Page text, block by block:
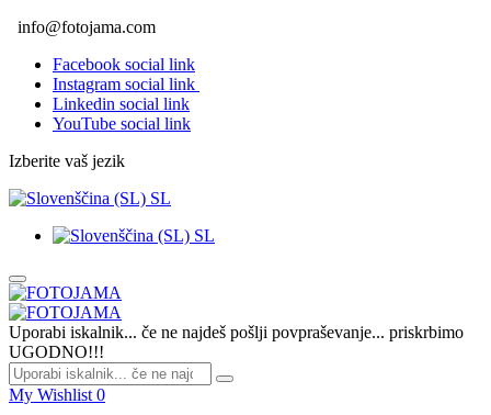
info@fotojama.com
Facebook social link
Instagram social link
Linkedin social link
YouTube social link
Izberite vaš jezik
SL
SL
Uporabi iskalnik... če ne najdeš pošlji povpraševanje... priskrbimo
UGODNO!!!
My Wishlist 0